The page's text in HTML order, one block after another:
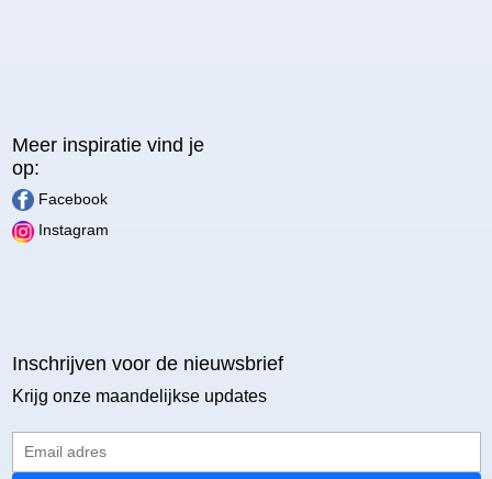
Meer inspiratie vind je
op:
Facebook
Instagram
Inschrijven voor de nieuwsbrief
Krijg onze maandelijkse updates